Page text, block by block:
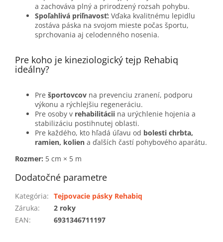
a zachováva plný a prirodzený rozsah pohybu.
Spoľahlivá priľnavosť: Vďaka kvalitnému lepidlu
zostáva páska na svojom mieste počas športu,
sprchovania aj celodenného nosenia.
Pre koho je kineziologický tejp Rehabiq
ideálny?
Pre športovcov na prevenciu zranení, podporu
výkonu a rýchlejšiu regeneráciu.
Pre osoby v rehabilitácii na urýchlenie hojenia a
stabilizáciu postihnutej oblasti.
Pre každého, kto hľadá úľavu od bolesti chrbta,
ramien, kolien a ďalších častí pohybového aparátu.
Rozmer: 5 cm × 5 m
Dodatočné parametre
Kategória: Tejpovacie pásky Rehabiq
Záruka:
2 roky
EAN: 6931346711197